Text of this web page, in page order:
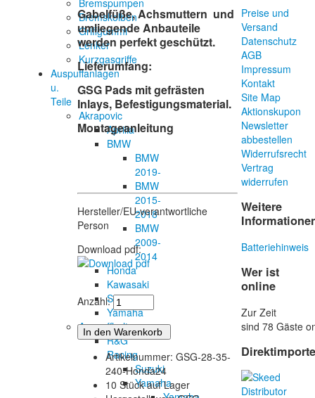
Bremskolben
Griffgummi
Lenker
Kurzgasgriffe
Auspuffanlagen
u.
Teile
Akrapovic
Aprilia
BMW
BMW
2019-
BMW
2015-
2018
BMW
2009-
2014
Honda
Kawasaki
Suzuki
Yamaha
Auspuffhalter
R&G
Racing
Suzuki
Yamaha
Gabelfüße, Achsmuttern und
umliegende Anbauteile
werden perfekt geschützt.
Lieferumfang:
GSG Pads mit gefrästen
Inlays, Befestigungsmaterial.
Montageanleitung
Hersteller/EU-verantwortliche
Person
Download pdf:
Anzahl:
Artikelnummer: GSG-28-35-
240-Honda24
10 Stück auf Lager
Preise und
Versand
Datenschutz
AGB
Impressum
Kontakt
Site Map
Aktionskupon
Newsletter
abbestellen
Widerrufsrecht
Vertrag
widerrufen
Weitere
Batteriehinweis
Wer ist
online
Zur Zeit
sind 78 Gäste